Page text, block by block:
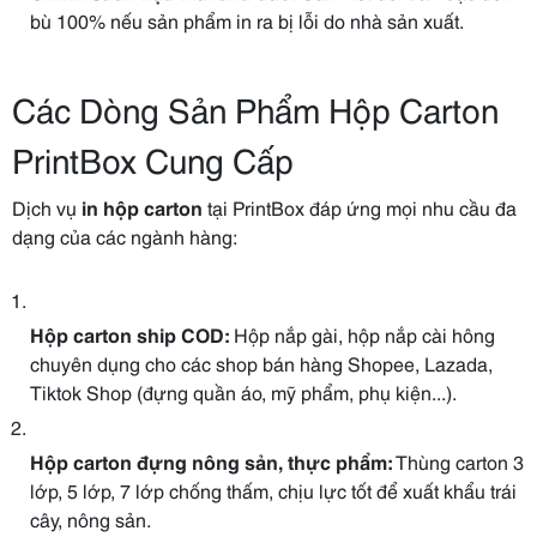
bù 100% nếu sản phẩm in ra bị lỗi do nhà sản xuất.
Các Dòng Sản Phẩm Hộp Carton
PrintBox Cung Cấp
Dịch vụ in hộp carton tại PrintBox đáp ứng mọi nhu cầu đa
dạng của các ngành hàng:
Hộp carton ship COD: Hộp nắp gài, hộp nắp cài hông
chuyên dụng cho các shop bán hàng Shopee, Lazada,
Tiktok Shop (đựng quần áo, mỹ phẩm, phụ kiện...).
Hộp carton đựng nông sản, thực phẩm:Thùng carton 3
lớp, 5 lớp, 7 lớp chống thấm, chịu lực tốt để xuất khẩu trái
cây, nông sản.